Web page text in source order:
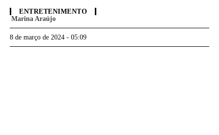
ENTRETENIMENTO
Marina Araújo
8 de março de 2024 - 05:09